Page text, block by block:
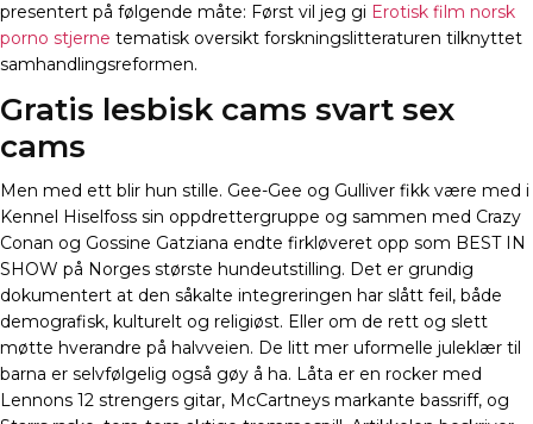
presentert på følgende måte: Først vil jeg gi Erotisk film norsk
porno stjerne tematisk oversikt forskningslitteraturen tilknyttet
samhandlingsreformen.
Gratis lesbisk cams svart sex
cams
Men med ett blir hun stille. Gee-Gee og Gulliver fikk være med i
Kennel Hiselfoss sin oppdrettergruppe og sammen med Crazy
Conan og Gossine Gatziana endte firkløveret opp som BEST IN
SHOW på Norges største hundeutstilling. Det er grundig
dokumentert at den såkalte integreringen har slått feil, både
demografisk, kulturelt og religiøst. Eller om de rett og slett
møtte hverandre på halvveien. De litt mer uformelle juleklær til
barna er selvfølgelig også gøy å ha. Låta er en rocker med
Lennons 12 strengers gitar, McCartneys markante bassriff, og